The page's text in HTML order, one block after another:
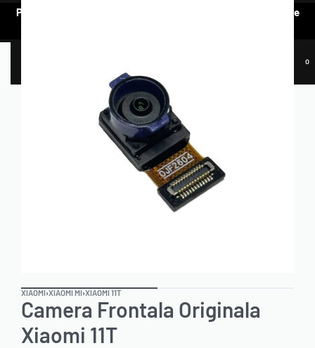
Pentru a vedea oferta de prețuri preferențiale, e nevoie să te
0
XIAOMI›XIAOMI MI›XIAOMI 11T
Camera Frontala Originala
Xiaomi 11T